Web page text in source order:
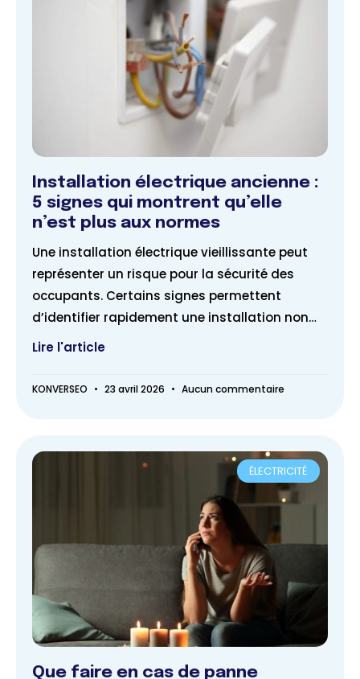
Installation électrique ancienne :
5 signes qui montrent qu’elle
n’est plus aux normes
Une installation électrique vieillissante peut
représenter un risque pour la sécurité des
occupants. Certains signes permettent
d’identifier rapidement une installation non
conforme ou obsolète. Disjoncteur
Lire l'article
KONVERSEO 23 avril 2026 Aucun commentaire
ÉLECTRICITÉ
Que faire en cas de panne